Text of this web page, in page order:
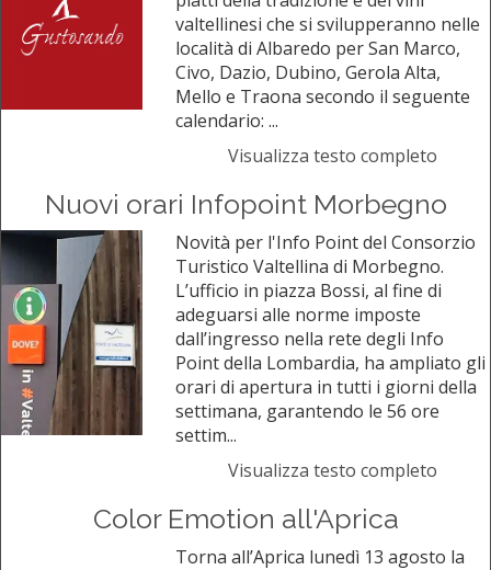
valtellinesi che si svilupperanno nelle
località di Albaredo per San Marco,
Civo, Dazio, Dubino, Gerola Alta,
Mello e Traona secondo il seguente
calendario: ...
Visualizza testo completo
Nuovi orari Infopoint Morbegno
Novità per l'Info Point del Consorzio
Turistico Valtellina di Morbegno.
L’ufficio in piazza Bossi, al fine di
adeguarsi alle norme imposte
dall’ingresso nella rete degli Info
Point della Lombardia, ha ampliato gli
orari di apertura in tutti i giorni della
settimana, garantendo le 56 ore
settim...
Visualizza testo completo
Color Emotion all'Aprica
Torna all’Aprica lunedì 13 agosto la